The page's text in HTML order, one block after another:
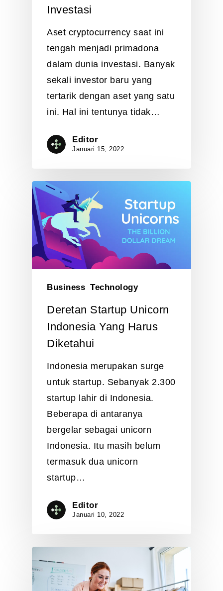
Investasi
Aset cryptocurrency saat ini
tengah menjadi primadona
dalam dunia investasi. Banyak
sekali investor baru yang
tertarik dengan aset yang satu
ini. Hal ini tentunya tidak…
Editor
Januari 15, 2022
Business Technology
Deretan Startup Unicorn
Indonesia Yang Harus
Diketahui
Indonesia merupakan surge
untuk startup. Sebanyak 2.300
startup lahir di Indonesia.
Beberapa di antaranya
bergelar sebagai unicorn
Indonesia. Itu masih belum
termasuk dua unicorn
startup…
Editor
Januari 10, 2022